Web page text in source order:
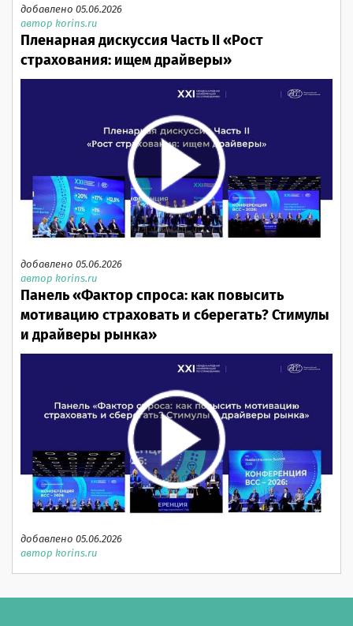
добавлено 05.06.2026
автор korins.ru
Пленарная дискуссия Часть II «Рост
страхования: ищем драйверы»
добавлено 05.06.2026
автор korins.ru
Панель «Фактор спроса: как повысить
мотивацию страховать и сберегать? Стимулы
и драйверы рынка»
добавлено 05.06.2026
автор korins.ru